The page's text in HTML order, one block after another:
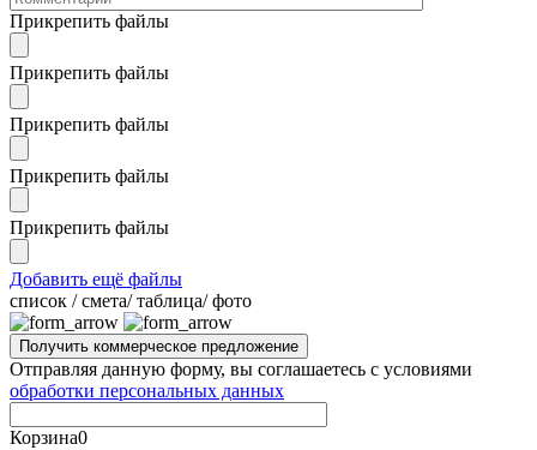
Прикрепить файлы
Прикрепить файлы
Прикрепить файлы
Прикрепить файлы
Прикрепить файлы
Добавить ещё файлы
cписок / смета/ таблица/ фото
Отправляя данную форму, вы соглашаетесь с условиями
обработки персональных данных
Корзина0